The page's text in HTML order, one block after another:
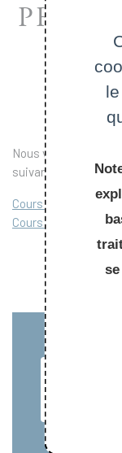
Nous vous invitons
suivantes :
Cours proposés
Cours proposés